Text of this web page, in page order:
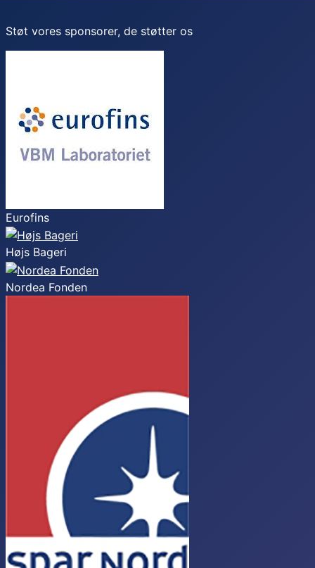
Støt vores sponsorer, de støtter os
Eurofins
Højs Bageri
Nordea Fonden